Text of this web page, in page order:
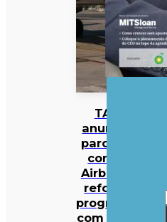
TAP
anuncia
parceria
com a
Airbnb e
reforça
programa
com mais